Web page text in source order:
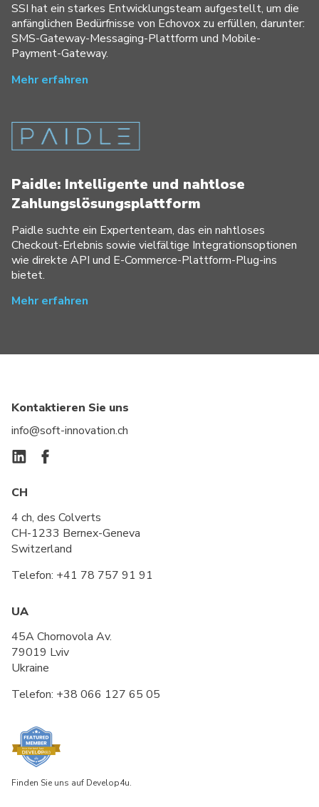
SSI hat ein starkes Entwicklungsteam aufgestellt, um die
anfänglichen Bedürfnisse von Echovox zu erfüllen, darunter:
SMS-Gateway-Messaging-Plattform und Mobile-
Payment-Gateway.
Mehr erfahren
Paidle: Intelligente und nahtlose
Zahlungslösungsplattform
Paidle suchte ein Expertenteam, das ein nahtloses
Checkout-Erlebnis sowie vielfältige Integrationsoptionen
wie direkte API und E-Commerce-Plattform-Plug-ins
bietet.
Mehr erfahren
Kontaktieren Sie uns
info@soft-innovation.ch
CH
4 ch, des Colverts
CH-1233 Bernex-Geneva
Switzerland
Telefon: +41 78 757 91 91
UA
45A Chornovola Av.
79019 Lviv
Ukraine
Telefon: +38 066 127 65 05
Finden Sie uns auf Develop4u.